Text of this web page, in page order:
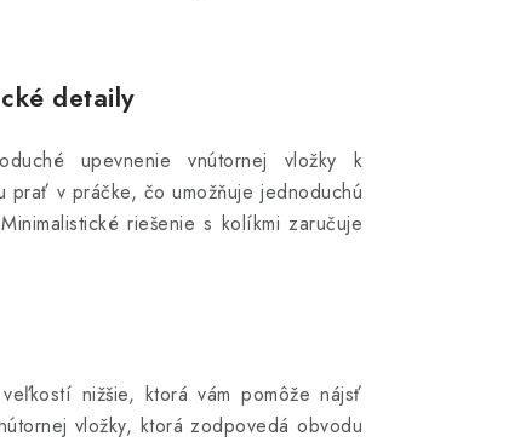
detaily
upevnenie vnútornej vložky k
prať v práčke, čo umožňuje jednoduchú
riešenie s kolíkmi zaručuje
nižšie, ktorá vám pomôže nájsť
vložky, ktorá zodpovedá obvodu